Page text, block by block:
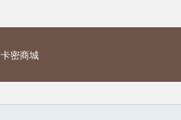
卡密商城